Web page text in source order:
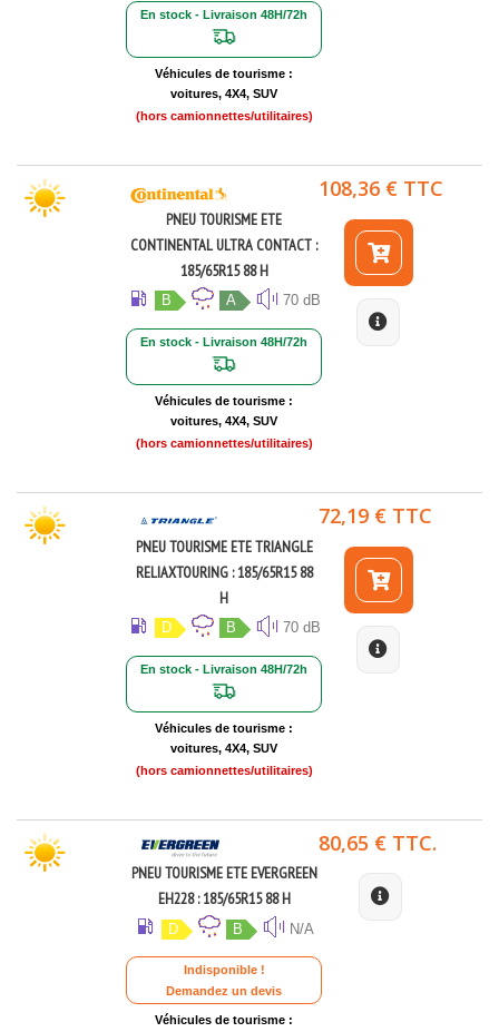
En stock - Livraison 48H/72h
Véhicules de tourisme :
voitures, 4X4, SUV
(hors camionnettes/utilitaires)
PNEU TOURISME ETE
CONTINENTAL ULTRA CONTACT :
185/65R15 88 H
B A 70 dB
En stock - Livraison 48H/72h
Véhicules de tourisme :
voitures, 4X4, SUV
(hors camionnettes/utilitaires)
108,36 € TTC
PNEU TOURISME ETE TRIANGLE
RELIAXTOURING : 185/65R15 88
H
D B 70 dB
En stock - Livraison 48H/72h
Véhicules de tourisme :
voitures, 4X4, SUV
(hors camionnettes/utilitaires)
72,19 € TTC
PNEU TOURISME ETE EVERGREEN
EH228 : 185/65R15 88 H
D B N/A
Indisponible !
Demandez un devis
Véhicules de tourisme :
80,65 € TTC.